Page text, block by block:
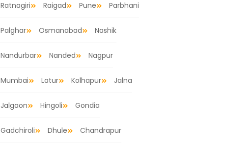
Ratnagiri Raigad Pune Parbhani
Palghar Osmanabad Nashik
Nandurbar Nanded Nagpur
Mumbai Latur Kolhapur Jalna
Jalgaon Hingoli Gondia
Gadchiroli Dhule Chandrapur